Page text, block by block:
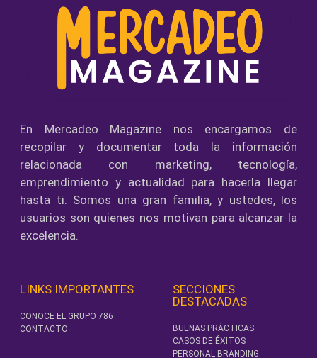
En Mercadeo Magazine nos encargamos de
recopilar y documentar toda la información
relacionada con marketing, tecnología,
emprendimiento y actualidad para hacerla llegar
hasta ti. Somos una gran familia, y ustedes, los
usuarios son quienes nos motivan para alcanzar la
excelencia.
LINKS IMPORTANTES
CONOCE EL GRUPO 786
CONTACTO
SECCIONES
DESTACADAS
BUENAS PRÁCTICAS
CASOS DE ÉXITOS
PERSONAL BRANDING